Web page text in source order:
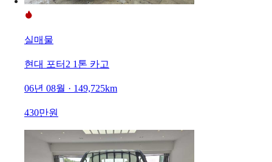
실매물
현대 포터2 1톤 카고
06년 08월 · 149,725km
430만원